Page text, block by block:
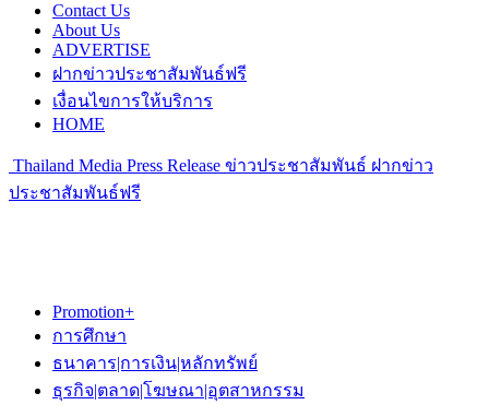
Contact Us
About Us
ADVERTISE
ฝากข่าวประชาสัมพันธ์ฟรี
เงื่อนไขการให้บริการ
HOME
Thailand Media Press Release ข่าวประชาสัมพันธ์ ฝากข่าว
ประชาสัมพันธ์ฟรี
Promotion+
การศึกษา
ธนาคาร|การเงิน|หลักทรัพย์
ธุรกิจ|ตลาด|โฆษณา|อุตสาหกรรม